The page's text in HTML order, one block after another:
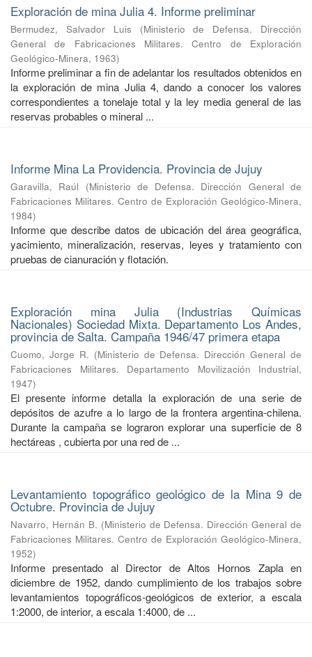
Exploración de mina Julia 4. Informe preliminar
Bermudez, Salvador Luis (Ministerio de Defensa. Dirección
General de Fabricaciones Militares. Centro de Exploración
Geológico-Minera, 1963)
Informe preliminar a fin de adelantar los resultados obtenidos en
la exploración de mina Julia 4, dando a conocer los valores
correspondientes a tonelaje total y la ley media general de las
reservas probables o mineral ...
Informe Mina La Providencia. Provincia de Jujuy
Garavilla, Raúl (Ministerio de Defensa. Dirección General de
Fabricaciones Militares. Centro de Exploración Geológico-Minera,
1984)
Informe que describe datos de ubicación del área geográfica,
yacimiento, mineralización, reservas, leyes y tratamiento con
pruebas de cianuración y flotación.
Exploración mina Julia (Industrias Químicas
Nacionales) Sociedad Mixta. Departamento Los Andes,
provincia de Salta. Campaña 1946/47 primera etapa
Cuomo, Jorge R. (Ministerio de Defensa. Dirección General de
Fabricaciones Militares. Departamento Movilización Industrial,
1947)
El presente informe detalla la exploración de una serie de
depósitos de azufre a lo largo de la frontera argentina-chilena.
Durante la campaña se lograron explorar una superficie de 8
hectáreas , cubierta por una red de ...
Levantamiento topográfico geológico de la Mina 9 de
Octubre. Provincia de Jujuy
Navarro, Hernán B. (Ministerio de Defensa. Dirección General de
Fabricaciones Militares. Centro de Exploración Geológico-Minera,
1952)
Informe presentado al Director de Altos Hornos Zapla en
diciembre de 1952, dando cumplimiento de los trabajos sobre
levantamientos topográficos-geológicos de exterior, a escala
1:2000, de interior, a escala 1:4000, de ...